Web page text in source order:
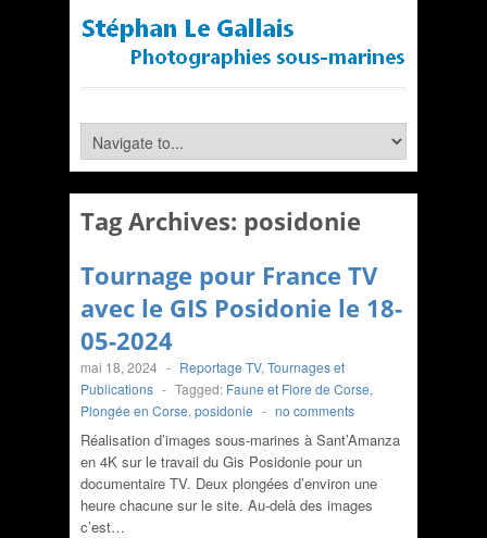
Tag Archives: posidonie
Tournage pour France TV
avec le GIS Posidonie le 18-
05-2024
mai 18, 2024 - Reportage TV, Tournages et
Publications - Tagged: Faune et Flore de Corse,
Plongée en Corse, posidonie - no comments
Réalisation d’images sous-marines à Sant’Amanza
en 4K sur le travail du Gis Posidonie pour un
documentaire TV. Deux plongées d’environ une
heure chacune sur le site. Au-delà des images
c’est…